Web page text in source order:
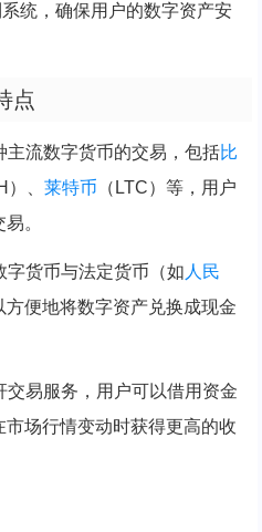
统，确保用户的数字资产安
点
主流数字货币的交易，包括比
、 莱特币 （LTC）等，用户
。
字货币与法定货币（如 人民
方便地将数字资产兑换成现金
交易服务，用户可以借用资金
场行情变动时获得更高的收